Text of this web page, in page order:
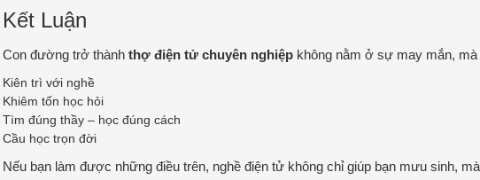
Kết Luận
Con đường trở thành thợ điện tử chuyên nghiệp không nằm ở sự may mắn,
Kiên trì với nghề
Khiêm tốn học hỏi
Tìm đúng thầy – học đúng cách
Cầu học trọn đời
Nếu bạn làm được những điều trên, nghề điện tử không chỉ giúp bạn mưu sinh,